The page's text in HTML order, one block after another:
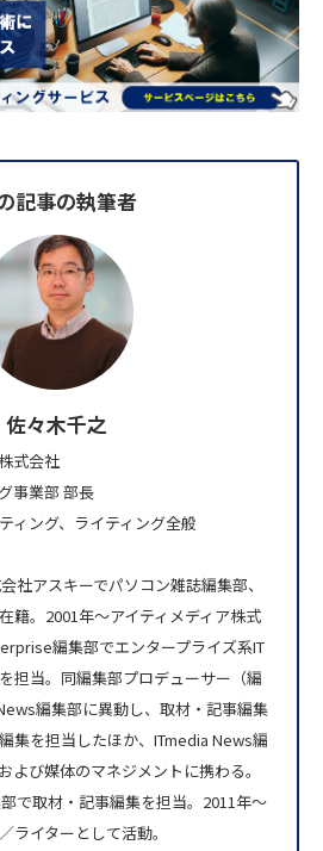
記事の執筆者
佐々木千之
式会社
事業部 部長
ィング、ライティング全般
社アスキーでパソコン雑誌編集部、
籍。2001年～アイティメディア株式
編集部でエンタープライズ系IT
担当。同編集部プロデューサー（編
編集部に異動し、取材・記事編集
集を担当したほか、ITmedia News編
よび媒体のマネジメントに携わる。
で取材・記事編集を担当。2011年～
ライターとして活動。